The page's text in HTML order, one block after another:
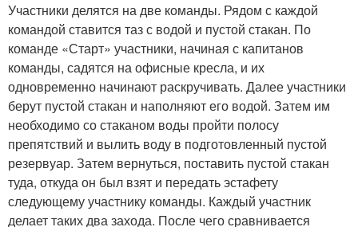
Участники делятся на две команды. Рядом с каждой
командой ставится таз с водой и пустой стакан. По
команде «Старт» участники, начиная с капитанов
команды, садятся на офисные кресла, и их
одновременно начинают раскручивать. Далее участники
берут пустой стакан и наполняют его водой. Затем им
необходимо со стаканом воды пройти полосу
препятствий и вылить воду в подготовленный пустой
резервуар. Затем вернуться, поставить пустой стакан
туда, откуда он был взят и передать эстафету
следующему участнику команды. Каждый участник
делает таких два захода. После чего сравнивается